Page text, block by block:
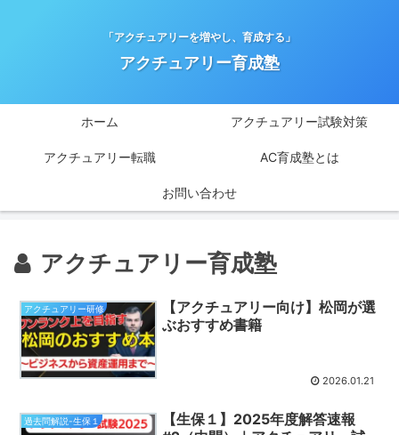
「アクチュアリーを増やし、育成する」
アクチュアリー育成塾
ホーム アクチュアリー試験対策
アクチュアリー転職 AC育成塾とは
お問い合わせ
アクチュアリー育成塾
アクチュアリー研修
【アクチュアリー向け】松岡が選
ぶおすすめ書籍
2026.01.21
過去問解説-生保１
【生保１】2025年度解答速報